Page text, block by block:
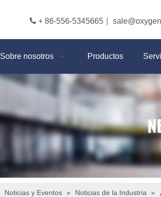
 + 86-556-5345665
Sobre nosotros Productos
Noticias y Eventos » Noticias de la Industria »